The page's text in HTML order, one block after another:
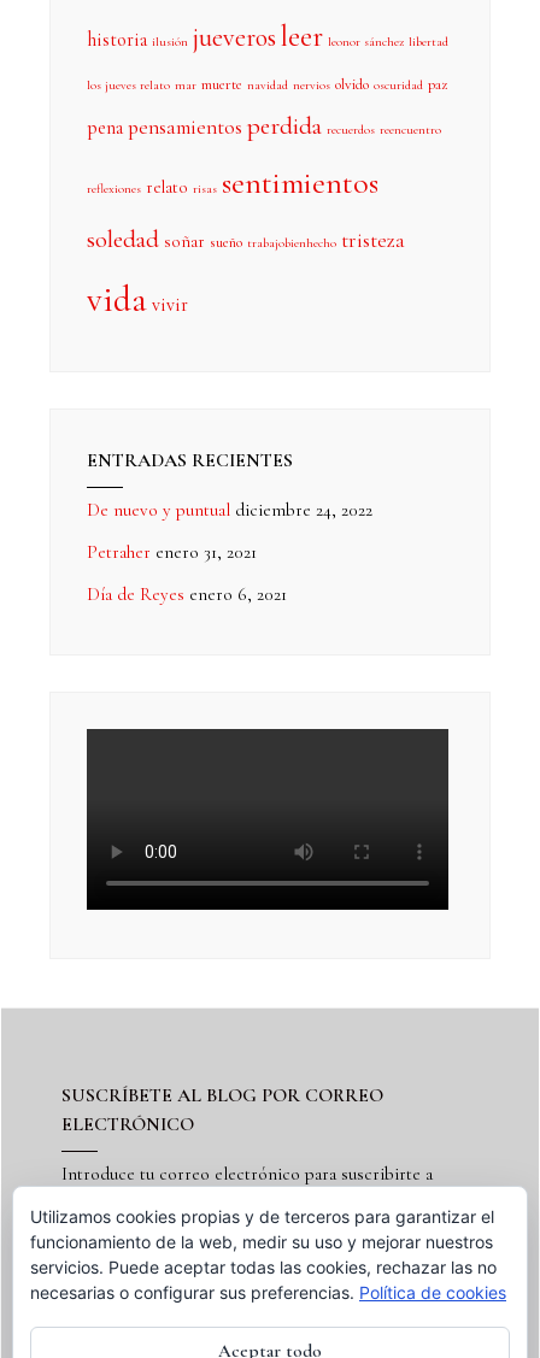
historia ilusión jueverosleer leonor sánchez libertad
los jueves relato mar muerte navidad nervios olvido oscuridad paz
pena pensamientos perdida recuerdos reencuentro
reflexiones relato risas sentimientos
soledad soñar sueño trabajobienhecho tristeza
vida vivir
ENTRADAS RECIENTES
De nuevo y puntual diciembre 24, 2022
Petraher enero 31, 2021
Día de Reyes enero 6, 2021
SUSCRÍBETE AL BLOG POR CORREO
ELECTRÓNICO
Introduce tu correo electrónico para suscribirte a
este blog y recibir notificaciones de nuevas entradas.
Utilizamos cookies propias y de terceros para garantizar el
funcionamiento de la web, medir su uso y mejorar nuestros
servicios. Puede aceptar todas las cookies, rechazar las no
necesarias o configurar sus preferencias. Política de cookies
Aceptar todo